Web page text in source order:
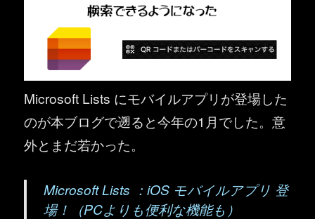
Microsoft Lists にモバイルアプリが登場した
のが本ブログで遡ると今年の1月でした。意
外とまだ若かった。
Microsoft Lists ：iOS モバイルアプリ 登
場！（PCよりも便利な機能も）